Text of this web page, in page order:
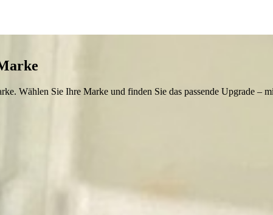
Wählen Sie Ihre Marke und finden Sie das passende Upgrade –